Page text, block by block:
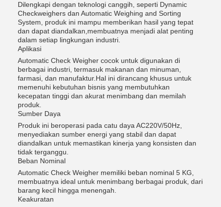
Dilengkapi dengan teknologi canggih, seperti Dynamic
Checkweighers dan Automatic Weighing and Sorting
System, produk ini mampu memberikan hasil yang tepat
dan dapat diandalkan,membuatnya menjadi alat penting
dalam setiap lingkungan industri.
Aplikasi
Automatic Check Weigher cocok untuk digunakan di
berbagai industri, termasuk makanan dan minuman,
farmasi, dan manufaktur.Hal ini dirancang khusus untuk
memenuhi kebutuhan bisnis yang membutuhkan
kecepatan tinggi dan akurat menimbang dan memilah
produk.
Sumber Daya
Produk ini beroperasi pada catu daya AC220V/50Hz,
menyediakan sumber energi yang stabil dan dapat
diandalkan untuk memastikan kinerja yang konsisten dan
tidak terganggu.
Beban Nominal
Automatic Check Weigher memiliki beban nominal 5 KG,
membuatnya ideal untuk menimbang berbagai produk, dari
barang kecil hingga menengah.
Keakuratan